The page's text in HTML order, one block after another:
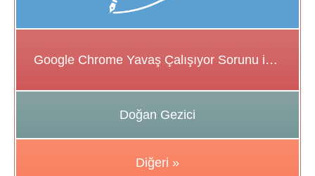
Google Chrome Yavaş Çalışıyor Sorunu için Çözüm Önerileri
Doğan Gezici
Diğeri »